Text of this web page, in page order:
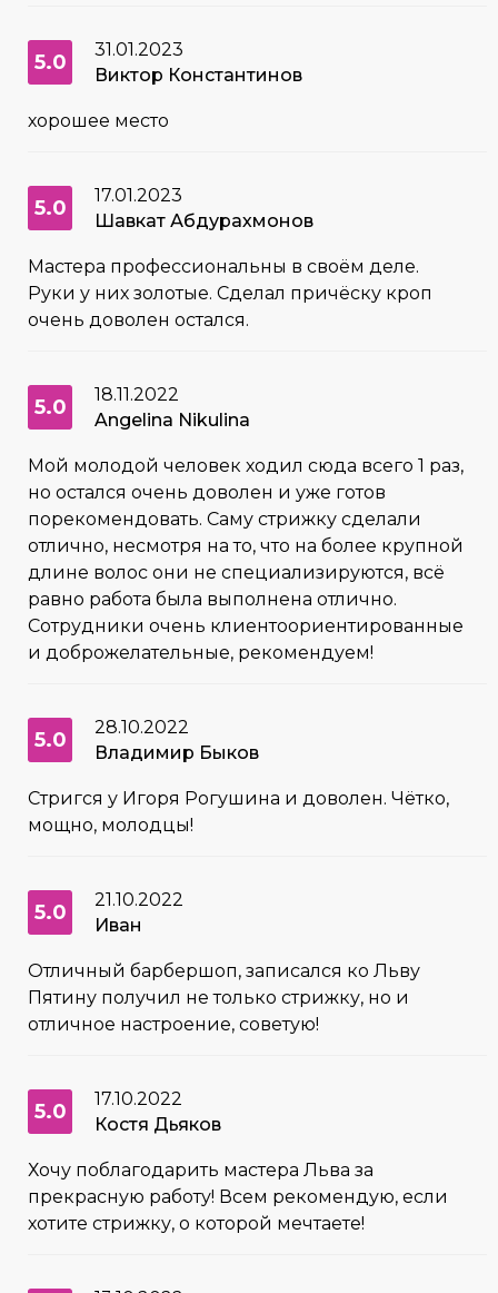
5.0
31.01.2023
Виктор Константинов
хорошее место
5.0
17.01.2023
Шавкат Абдурахмонов
Мастера профессиональны в своём деле.
Руки у них золотые. Сделал причёску кроп
очень доволен остался.
5.0
18.11.2022
Angelina Nikulina
Мой молодой человек ходил сюда всего 1 раз,
но остался очень доволен и уже готов
порекомендовать. Саму стрижку сделали
отлично, несмотря на то, что на более крупной
длине волос они не специализируются, всё
равно работа была выполнена отлично.
Сотрудники очень клиентоориентированные
и доброжелательные, рекомендуем!
5.0
28.10.2022
Владимир Быков
Стригся у Игоря Рогушина и доволен. Чётко,
мощно, молодцы!
5.0
21.10.2022
Иван
Отличный барбершоп, записался ко Льву
Пятину получил не только стрижку, но и
отличное настроение, советую!
5.0
17.10.2022
Костя Дьяков
Хочу поблагодарить мастера Льва за
прекрасную работу! Всем рекомендую, если
хотите стрижку, о которой мечтаете!